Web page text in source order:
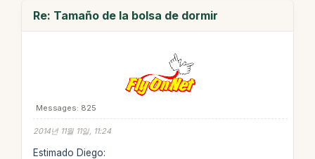
Re: Tamaño de la bolsa de dormir
Messages: 825
2014년 11월 11일, 11:24
Estimado Diego: